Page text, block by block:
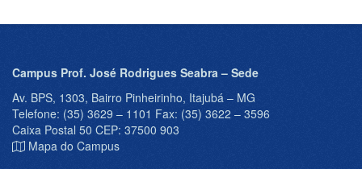
Campus Prof. José Rodrigues Seabra – Sede
Av. BPS, 1303, Bairro Pinheirinho, Itajubá – MG
Telefone: (35) 3629 – 1101 Fax: (35) 3622 – 3596
Caixa Postal 50 CEP: 37500 903
Mapa do Campus